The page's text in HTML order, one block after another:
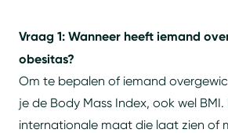
Vraag 1: Wanneer heeft iemand
obesitas?
Om te bepalen of iemand
je de Body Mass Index, ook wel BMI.
internationale maat die laat zien of